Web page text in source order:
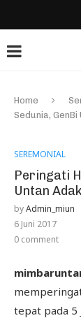
Home
Sedunia,
SEREMONIAL
Peringati
Untan
byAdmin_miun
6 Juni 2017
0 comment
tepat pada 5